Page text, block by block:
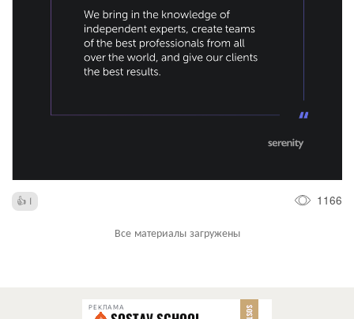
1 1166
Все материалы загружены
РЕКЛАМА